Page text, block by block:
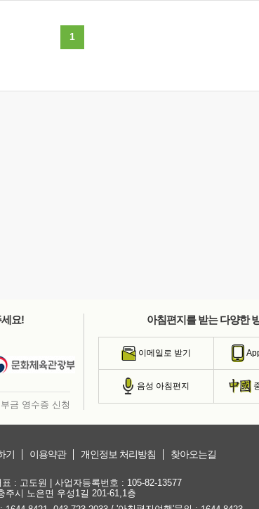
1
요!
금 영수증 신청
아침편지를 받는 다양한
이메일로 받기
음성 아침편지
기 이용약관 개인정보 처리방침 찾아오는길
: 고도원 | 사업자등록번호 : 105-82-13577
주시 노은면 우성1길 201-61,1층